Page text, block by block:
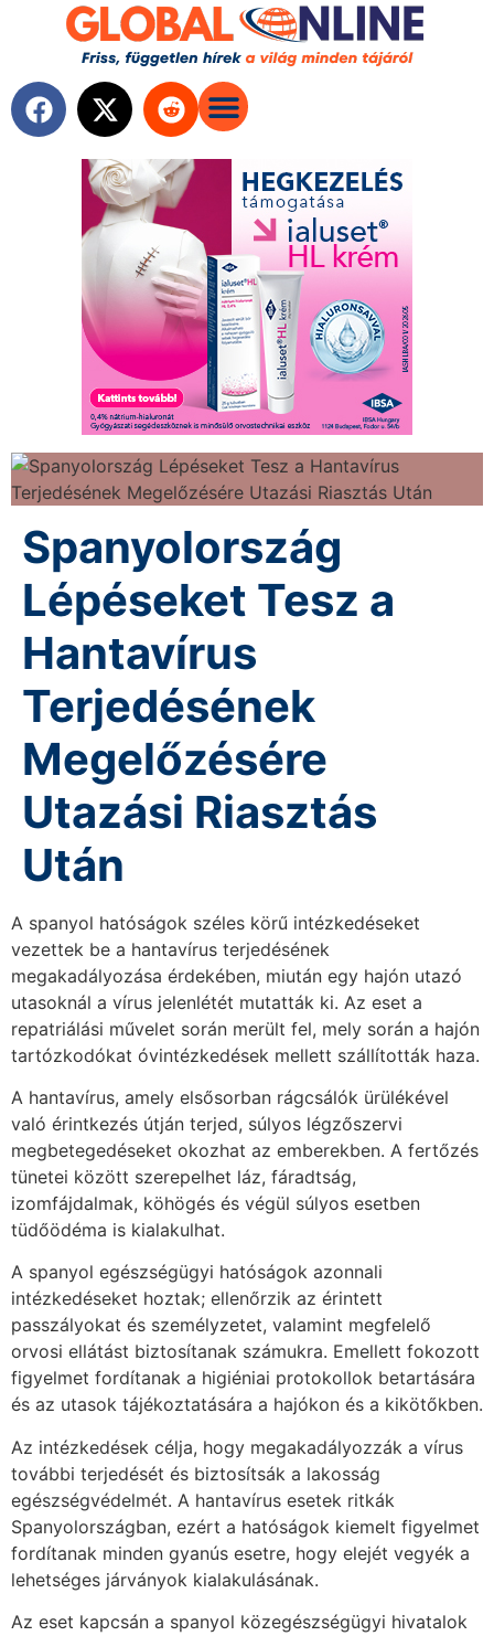
Spanyolország
Lépéseket Tesz a
Hantavírus
Terjedésének
Megelőzésére
Utazási Riasztás
Után
A spanyol hatóságok széles körű intézkedéseket
vezettek be a hantavírus terjedésének
megakadályozása érdekében, miután egy hajón utazó
utasoknál a vírus jelenlétét mutatták ki. Az eset a
repatriálási művelet során merült fel, mely során a hajón
tartózkodókat óvintézkedések mellett szállították haza.
A hantavírus, amely elsősorban rágcsálók ürülékével
való érintkezés útján terjed, súlyos légzőszervi
megbetegedéseket okozhat az emberekben. A fertőzés
tünetei között szerepelhet láz, fáradtság,
izomfájdalmak, köhögés és végül súlyos esetben
tüdőödéma is kialakulhat.
A spanyol egészségügyi hatóságok azonnali
intézkedéseket hoztak; ellenőrzik az érintett
passzályokat és személyzetet, valamint megfelelő
orvosi ellátást biztosítanak számukra. Emellett fokozott
figyelmet fordítanak a higiéniai protokollok betartására
és az utasok tájékoztatására a hajókon és a kikötőkben.
Az intézkedések célja, hogy megakadályozzák a vírus
további terjedését és biztosítsák a lakosság
egészségvédelmét. A hantavírus esetek ritkák
Spanyolországban, ezért a hatóságok kiemelt figyelmet
fordítanak minden gyanús esetre, hogy elejét vegyék a
lehetséges járványok kialakulásának.
Az eset kapcsán a spanyol közegészségügyi hivatalok